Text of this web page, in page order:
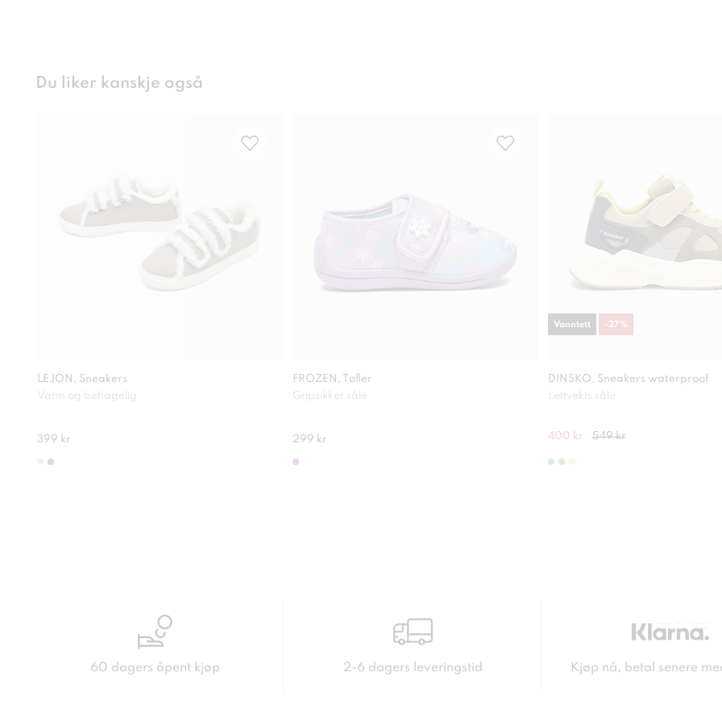
Du liker kanskje også
LEJON, Sneakers
Varm og behagelig
399 kr
FROZEN, Tøfler
Gripsikker såle
299 kr
DINSKO, Sneakers waterproof
Lettvekts såle
400 kr 549 kr
Vanntett -27%
60 dagers åpent kjøp 2-6 dagers leveringstid Kjøp nå, betal senere